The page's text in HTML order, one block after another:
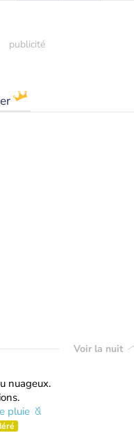
Voir la nuit
nuageux.
pluie